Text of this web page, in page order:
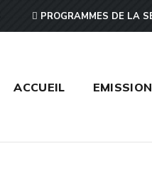
PROGRAMMES DE LA
ACCUEIL